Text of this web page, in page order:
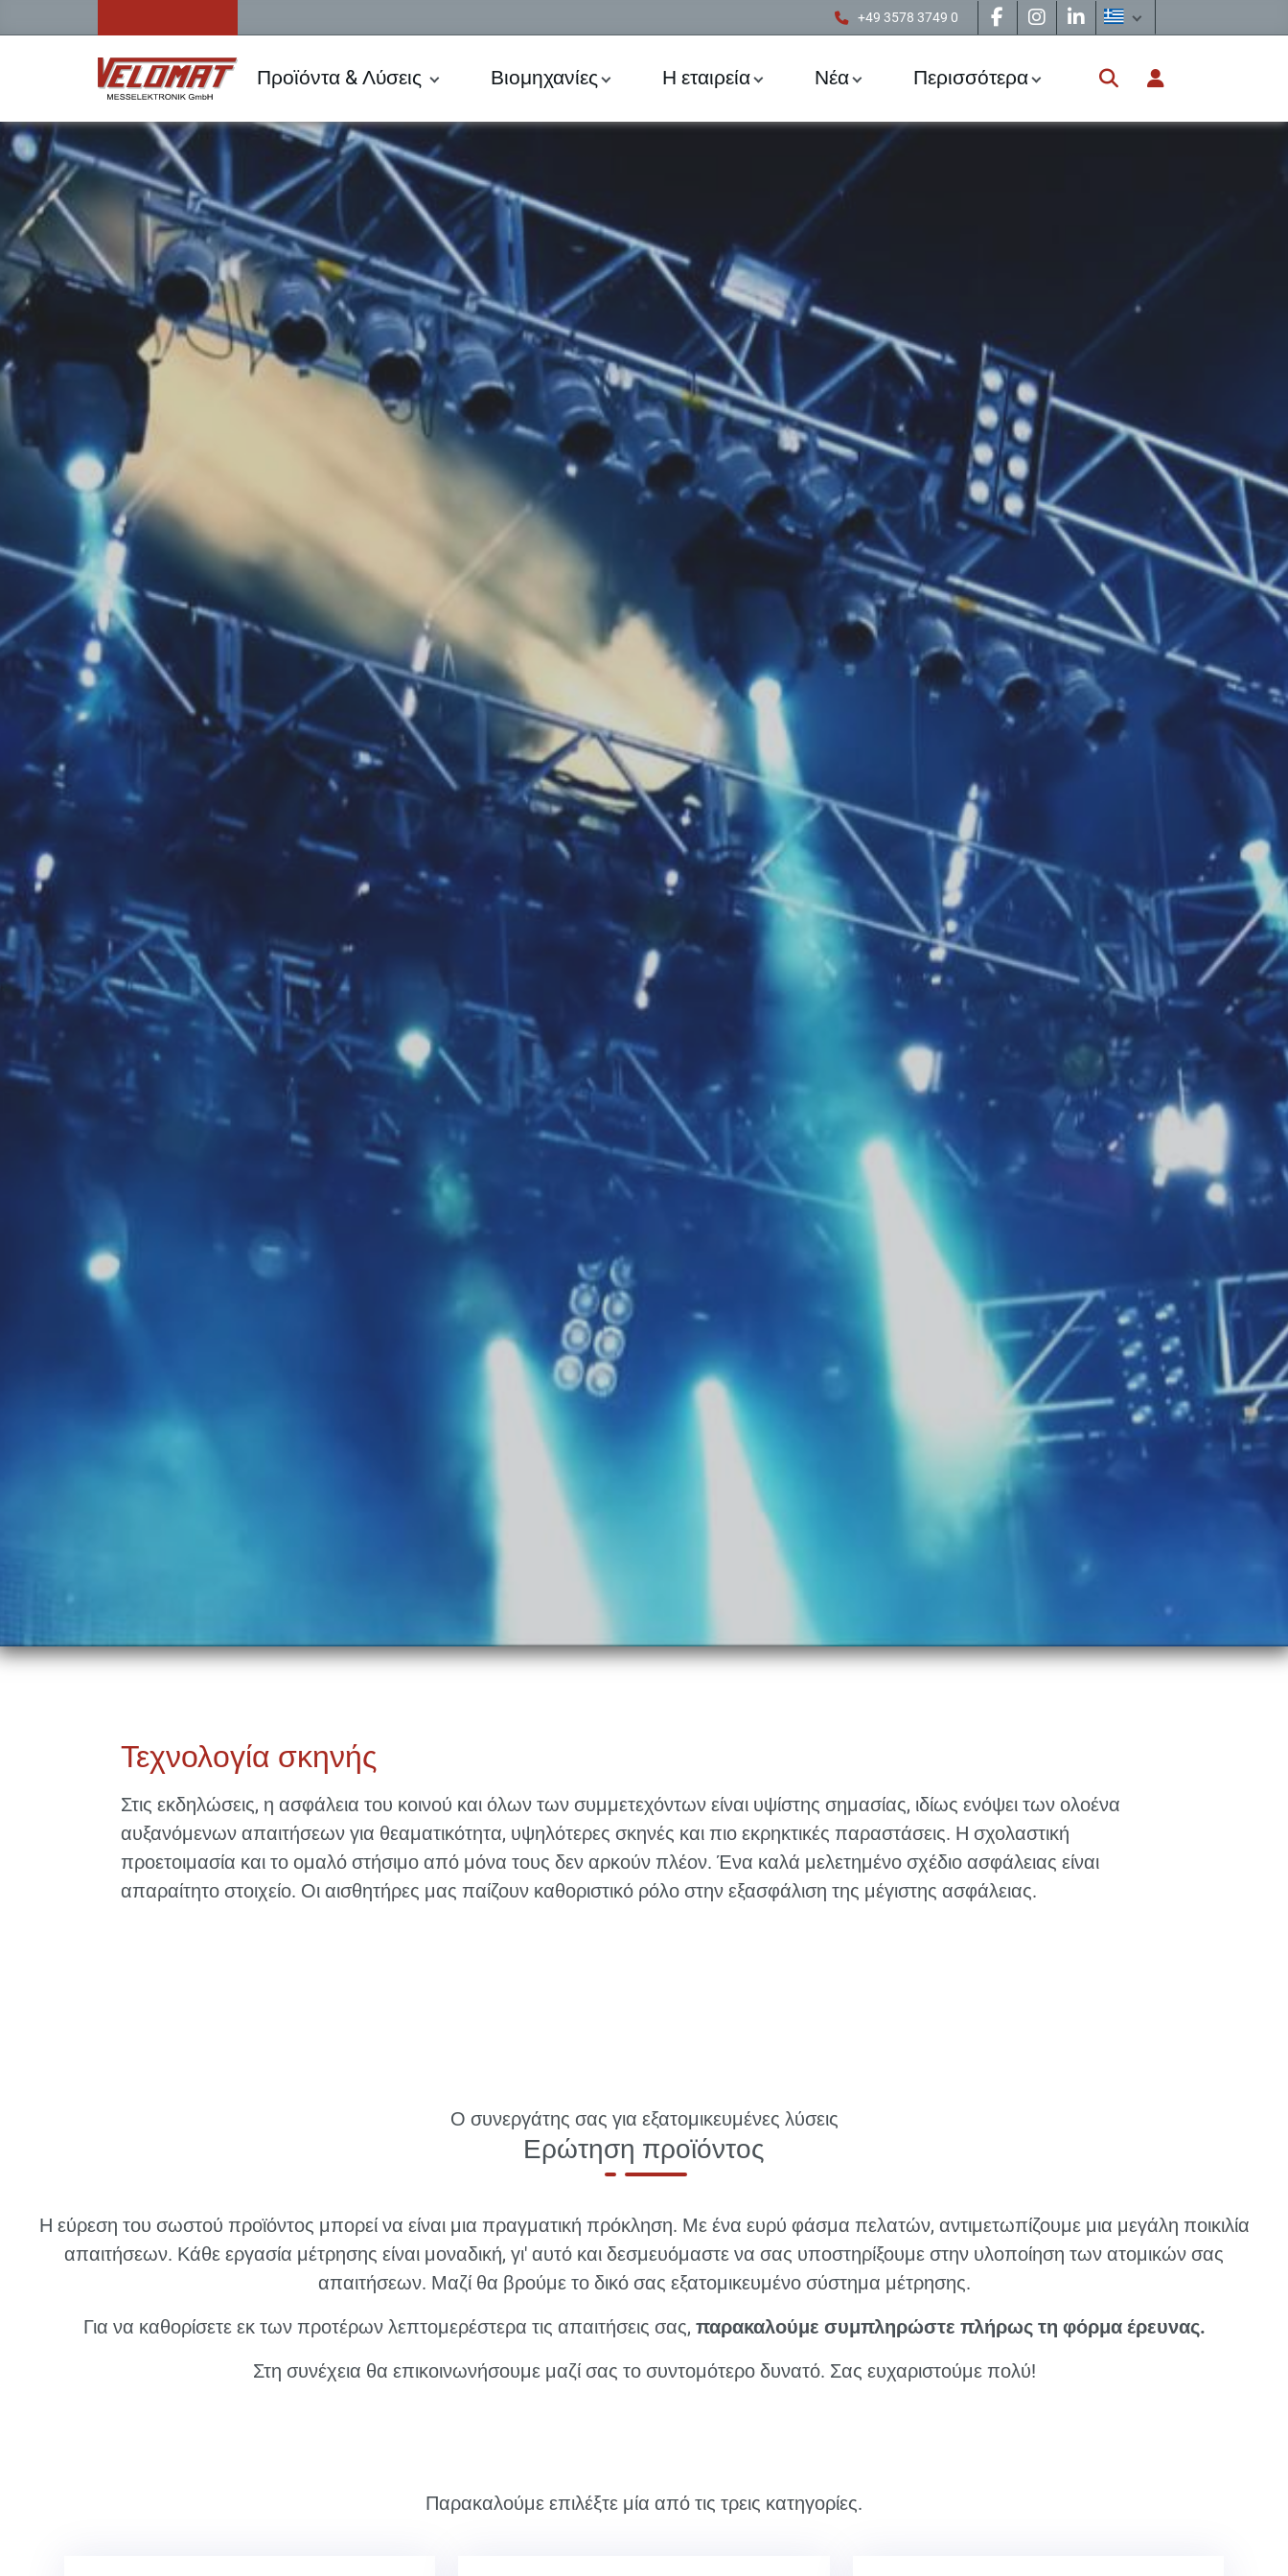
+49 3578 3749 0
Προϊόντα & Λύσεις Βιομηχανίες Η εταιρεία Νέα Περισσότερα
Τεχνολογία σκηνής
Στις εκδηλώσεις, η ασφάλεια του κοινού και όλων των συμμετεχόντων είναι υψίστης σημασίας, ιδίως ενόψει των ολοένα
αυξανόμενων απαιτήσεων για θεαματικότητα, υψηλότερες σκηνές και πιο εκρηκτικές παραστάσεις. Η σχολαστική
προετοιμασία και το ομαλό στήσιμο από μόνα τους δεν αρκούν πλέον. Ένα καλά μελετημένο σχέδιο ασφάλειας είναι
απαραίτητο στοιχείο. Οι αισθητήρες μας παίζουν καθοριστικό ρόλο στην εξασφάλιση της μέγιστης ασφάλειας.
Ο συνεργάτης σας για εξατομικευμένες λύσεις
Ερώτηση προϊόντος
Η εύρεση του σωστού προϊόντος μπορεί να είναι μια πραγματική πρόκληση. Με ένα ευρύ φάσμα πελατών, αντιμετωπίζουμε μια μεγάλη ποικιλία
απαιτήσεων. Κάθε εργασία μέτρησης είναι μοναδική, γι' αυτό και δεσμευόμαστε να σας υποστηρίξουμε στην υλοποίηση των ατομικών σας
απαιτήσεων. Μαζί θα βρούμε το δικό σας εξατομικευμένο σύστημα μέτρησης.
Για να καθορίσετε εκ των προτέρων λεπτομερέστερα τις απαιτήσεις σας, παρακαλούμε συμπληρώστε πλήρως τη φόρμα έρευνας.
Στη συνέχεια θα επικοινωνήσουμε μαζί σας το συντομότερο δυνατό. Σας ευχαριστούμε πολύ!
Παρακαλούμε επιλέξτε μία από τις τρεις κατηγορίες.